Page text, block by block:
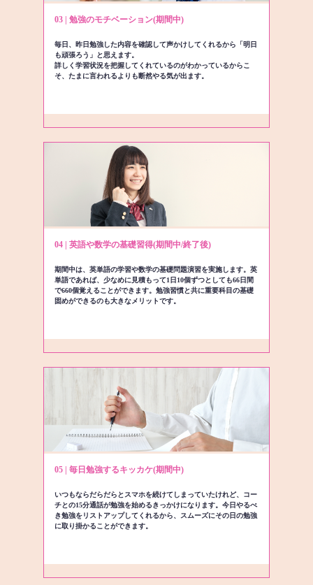
03 | 勉強のモチベーション(期間中)
毎日、昨日勉強した内容を確認して声かけしてくれるから「明日
も頑張ろう」と思えます。
詳しく学習状況を把握してくれているのがわかっているからこ
そ、たまに言われるよりも断然やる気が出ます。
04 | 英語や数学の基礎習得(期間中/終了後)
期間中は、英単語の学習や数学の基礎問題演習を実施します。英
単語であれば、少なめに見積もって1日10個ずつとしても66日間
で660個覚えることができます。勉強習慣と共に重要科目の基礎
固めができるのも大きなメリットです。
05 | 毎日勉強するキッカケ(期間中)
いつもならだらだらとスマホを続けてしまっていたけれど、コー
チとの15分通話が勉強を始めるきっかけになります。今日やるべ
き勉強をリストアップしてくれるから、スムーズにその日の勉強
に取り掛かることができます。